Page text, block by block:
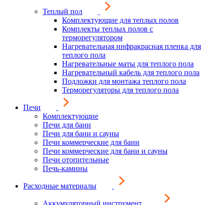
Теплый пол
Комплектующие для теплых полов
Комплекты теплых полов с
терморегулятором
Нагревательная инфракрасная пленка для
теплого пола
Нагревательные маты для теплого пола
Нагревательный кабель для теплого пола
Подложки для монтажа теплого пола
Терморегуляторы для теплого пола
Печи
Комплектующие
Печи для бани
Печи для бани и сауны
Печи коммерческие для бани
Печи коммерческие для бани и сауны
Печи отопительные
Печь-камины
Расходные материалы
Аккумуляторный инструмент